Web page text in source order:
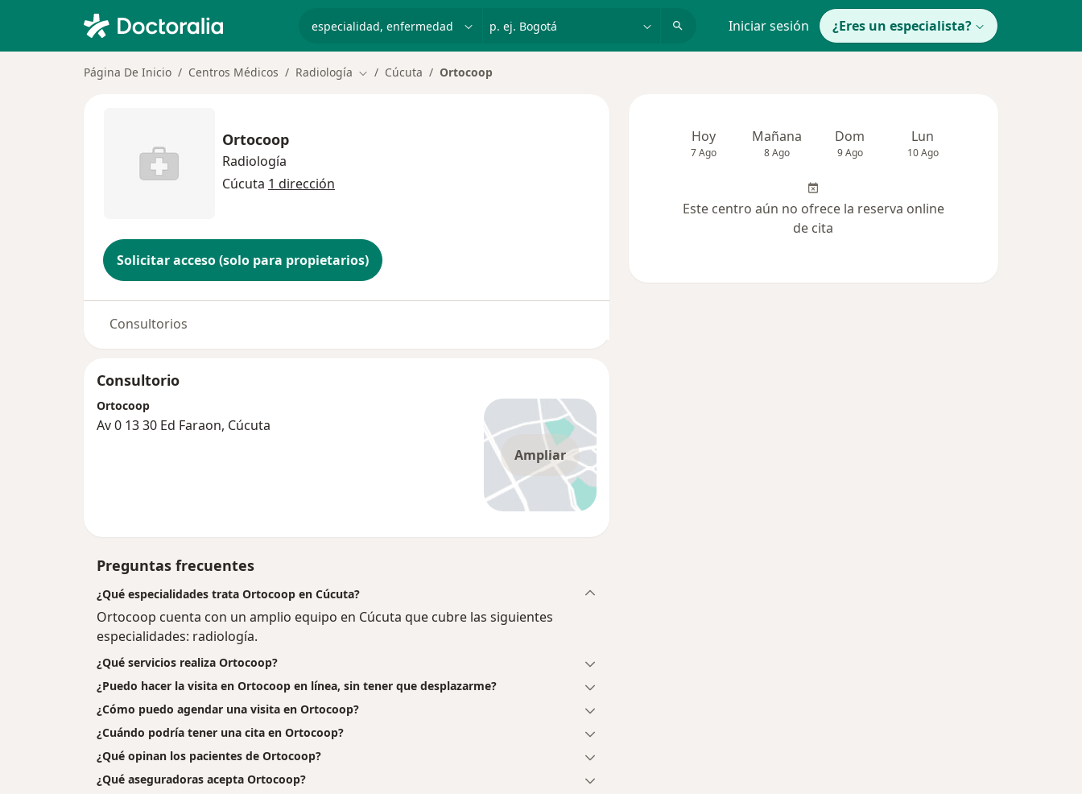
p. ej. Bogotá Iniciar sesión ¿Eres un especialista?
Página De Inicio Centros Médicos Radiología Cambiar de ciudad
Cúcuta Ortocoop
Ortocoop
Radiología
Cúcuta 1 dirección
Solicitar acceso (solo para propietarios)
Consultorios
Consultorio
Ampliar
Ortocoop
Av 0 13 30 Ed Faraon, Cúcuta
Preguntas frecuentes
¿Qué especialidades trata Ortocoop en Cúcuta?
Ortocoop cuenta con un amplio equipo en Cúcuta que cubre las siguientes
especialidades: radiología.
¿Qué servicios realiza Ortocoop?
¿Puedo hacer la visita en Ortocoop en línea, sin tener que desplazarme?
¿Cómo puedo agendar una visita en Ortocoop?
¿Cuándo podría tener una cita en Ortocoop?
¿Qué opinan los pacientes de Ortocoop?
¿Qué aseguradoras acepta Ortocoop?
Hoy
7 Ago
Mañana
8 Ago
Dom
9 Ago
Lun
10 Ago
Este centro aún no ofrece la reserva online
de cita